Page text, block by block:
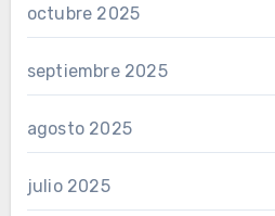
octubre 2025
septiembre 2025
agosto 2025
julio 2025